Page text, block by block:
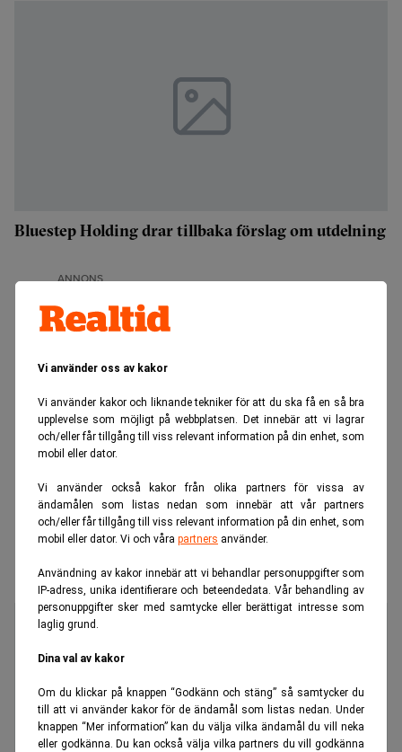
Vi använder oss av kakor
Vi använder kakor och liknande tekniker för att du ska få en så bra
upplevelse som möjligt på webbplatsen. Det innebär att vi lagrar
och/eller får tillgång till viss relevant information på din enhet, som
mobil eller dator.
Vi använder också kakor från olika partners för vissa av
ändamålen som listas nedan som innebär att vår partners
och/eller får tillgång till viss relevant information på din enhet, som
mobil eller dator. Vi och våra partners använder.
Användning av kakor innebär att vi behandlar personuppgifter som
IP-adress, unika identifierare och beteendedata. Vår behandling av
personuppgifter sker med samtycke eller berättigat intresse som
laglig grund.
Dina val av kakor
Om du klickar på knappen “Godkänn och stäng” så samtycker du
till att vi använder kakor för de ändamål som listas nedan. Under
knappen “Mer information” kan du välja vilka ändamål du vill neka
eller godkänna. Du kan också välja vilka partners du vill godkänna
Bluestep Holding drar tillbaka förslag om utdelning
ANNONS